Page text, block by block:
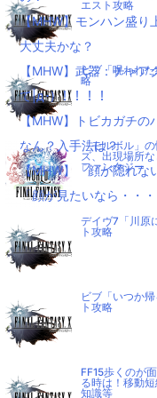
【MHW】モンハン盛り
大丈夫かな？
【MHW】武器：チャ
て|д･) ！！！！
【MHW】トビカガチの
なん？入手法は？
【MHW】「顔が隠れ
「顔が見たいなら・・・
エスト攻略
ビブ「呪われ
略
「モルボル」
ズ、出現場所
ファンタジー
デイヴ7「川原
ト攻略
ビブ「いつか
ト攻略
FF15歩くのが
る時は！移動
知識等